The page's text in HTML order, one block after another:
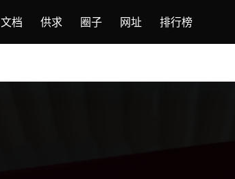
文档 供求 圈子 网址 排行榜